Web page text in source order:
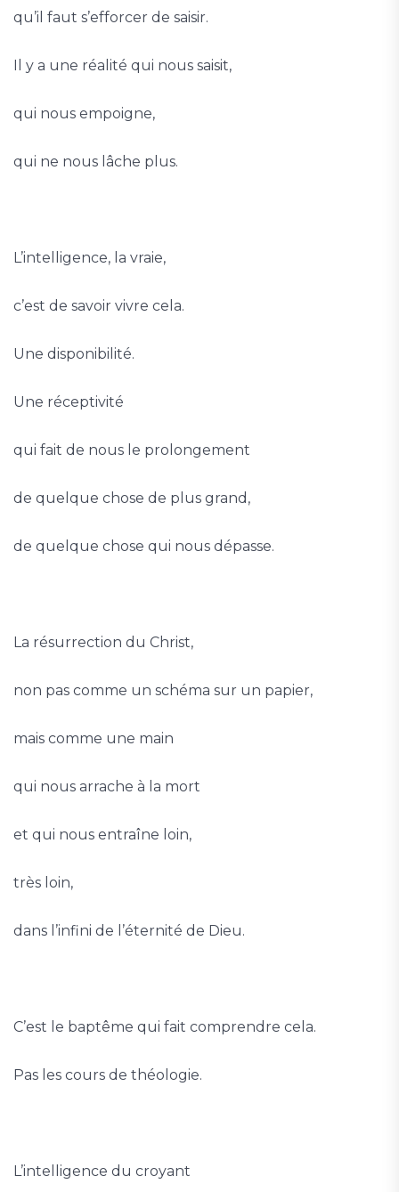
qu’il faut s’efforcer de saisir.
Il y a une réalité qui nous saisit,
qui nous empoigne,
qui ne nous lâche plus.
L’intelligence, la vraie,
c’est de savoir vivre cela.
Une disponibilité.
Une réceptivité
qui fait de nous le prolongement
de quelque chose de plus grand,
de quelque chose qui nous dépasse.
La résurrection du Christ,
non pas comme un schéma sur un papier,
mais comme une main
qui nous arrache à la mort
et qui nous entraîne loin,
très loin,
dans l’infini de l’éternité de Dieu.
C’est le baptême qui fait comprendre cela.
Pas les cours de théologie.
L’intelligence du croyant